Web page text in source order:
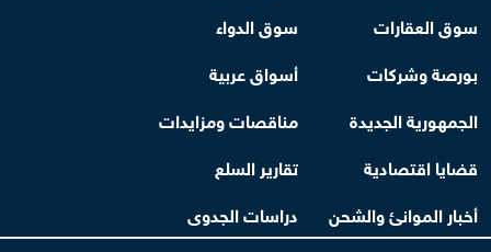
سوق العقارات
سوق الدواء
بورصة وشركات
أسواق عربية
الجمهورية الجديدة
مناقصات ومزايدات
قضايا اقتصادية
تقارير السلع
أخبار الموانئ والشحن
دراسات الجدوى